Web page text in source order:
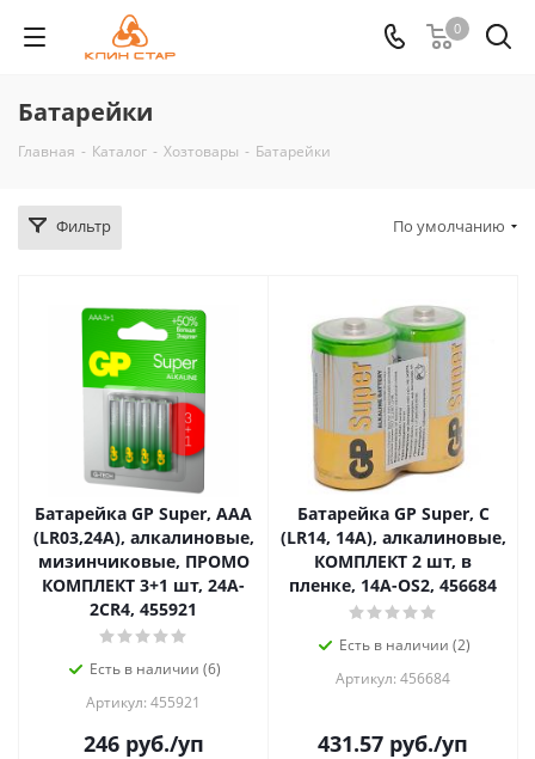
0
Батарейки
Главная - Каталог - Хозтовары - Батарейки
Фильтр По умолчанию
Батарейка GP Super, AAA
(LR03,24А), алкалиновые,
мизинчиковые, ПРОМО
КОМПЛЕКТ 3+1 шт, 24A-
2CR4, 455921
Есть в наличии (6)
Артикул: 455921
246руб./уп
Батарейка GP Super, С
(LR14, 14А), алкалиновые,
КОМПЛЕКТ 2 шт, в
пленке, 14A-OS2, 456684
Есть в наличии (2)
Артикул: 456684
431.57 руб./уп